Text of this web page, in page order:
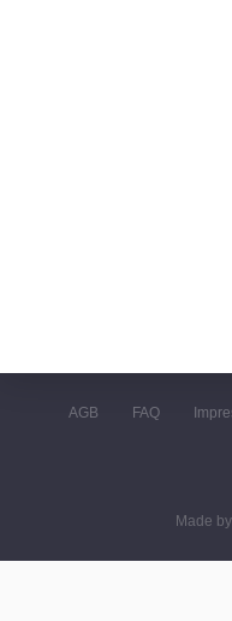
AGB FAQ
Made